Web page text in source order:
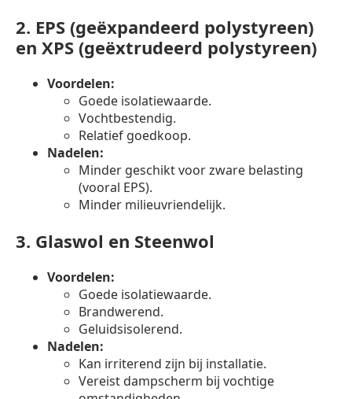
2. EPS (geëxpandeerd polystyreen)
en XPS (geëxtrudeerd polystyreen)
Voordelen:
Goede isolatiewaarde.
Vochtbestendig.
Relatief goedkoop.
Nadelen:
Minder geschikt voor zware belasting
(vooral EPS).
Minder milieuvriendelijk.
3. Glaswol en Steenwol
Voordelen:
Goede isolatiewaarde.
Brandwerend.
Geluidsisolerend.
Nadelen:
Kan irriterend zijn bij installatie.
Vereist dampscherm bij vochtige